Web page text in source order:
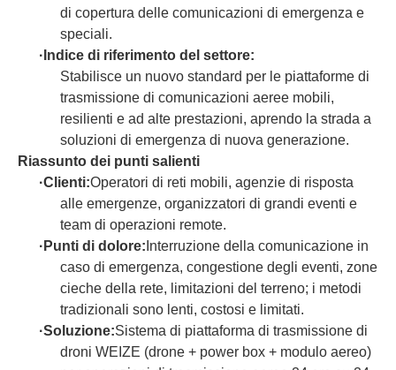
di copertura delle comunicazioni di emergenza e
speciali.
· Indice di riferimento del settore:
Stabilisce un nuovo standard per le piattaforme di
trasmissione di comunicazioni aeree mobili,
resilienti e ad alte prestazioni, aprendo la strada a
soluzioni di emergenza di nuova generazione.
Riassunto dei punti salienti
·Clienti:Operatori di reti mobili, agenzie di risposta
alle emergenze, organizzatori di grandi eventi e
team di operazioni remote.
· Punti di dolore: Interruzione della comunicazione in
caso di emergenza, congestione degli eventi, zone
cieche della rete, limitazioni del terreno; i metodi
tradizionali sono lenti, costosi e limitati.
·Soluzione:Sistema di piattaforma di trasmissione di
droni WEIZE (drone + power box + modulo aereo)